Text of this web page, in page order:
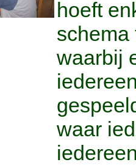
hoeft
schema
waarbij
waar